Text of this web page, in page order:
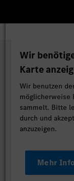
Wir
Karte
Wir benutzen
möglicherweise
sammelt. Bitte
durch und
anzuzeigen.
Mehr